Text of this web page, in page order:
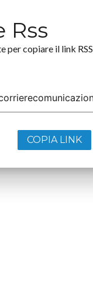
Rss
per copiare il link RSS
COPIA LINK